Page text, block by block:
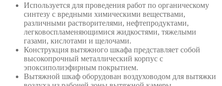
Используется для проведения работ по органическому
синтезу с вредными химическими веществами,
различными растворителями, нефтепродуктами,
легковоспламеняющимися жидкостями, тяжелыми
газами, кислотами и щелочами.
Конструкция вытяжного шкафа представляет собой
высокопрочный металлический корпус с
эпоксиполиэфирным покрытием.
Вытяжной шкаф оборудован воздуховодом для вытяжки